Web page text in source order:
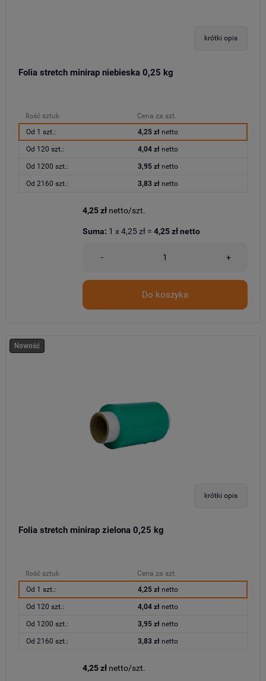
krótki opis
Folia stretch minirap niebieska 0,25 kg
Ilość sztuk
Cena za szt.
Od 1 szt.:
4,25 złnetto
Od 120 szt.: 4,04 złnetto
Od 1200 szt.: 3,95 złnetto
Od 2160 szt.: 3,83 złnetto
4,25 zł netto/szt.
- +
Do koszyka
Suma: 1 x4,25 zł = 4,25 złnetto
krótki opis
Folia stretch minirap zielona 0,25 kg
Ilość sztuk
Cena za szt.
Od 1 szt.:
4,25 złnetto
Od 120 szt.: 4,04 złnetto
Od 1200 szt.: 3,95 złnetto
Od 2160 szt.: 3,83 złnetto
4,25 zł netto/szt.
Nowość